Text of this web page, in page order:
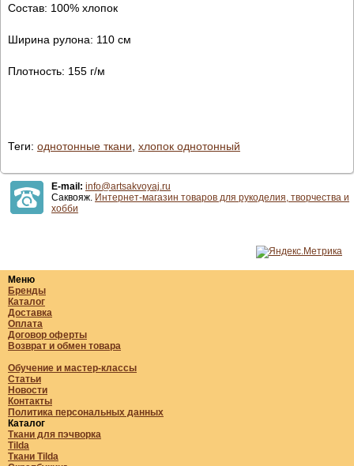
Состав: 100% хлопок
Ширина рулона: 110 см
Плотность: 155 г/м
Теги: однотонные ткани хлопок однотонный
E-mail: info@artsakvoyaj.ru
Саквояж. Интернет-магазин товаров для рукоделия, творчества и
хобби
Меню
Бренды
Каталог
Доставка
Оплата
Договор оферты
Возврат и обмен товара
Обучение и мастер-классы
Статьи
Новости
Контакты
Политика персональных данных
Каталог
Ткани для пэчворка
Tilda
Ткани Tilda